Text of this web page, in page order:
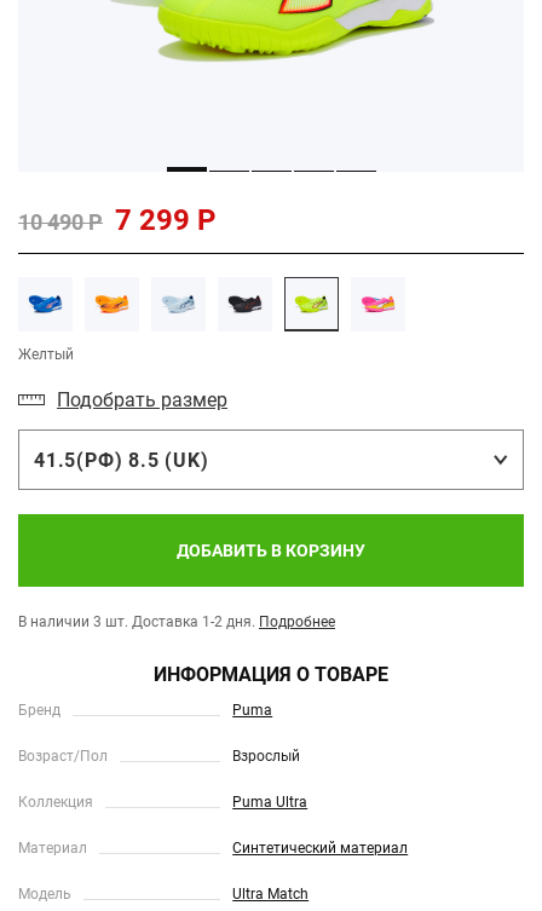
10 490 Р 7 299 Р
Желтый
Подобрать размер
41.5(РФ) 8.5 (UK)
ДОБАВИТЬ В КОРЗИНУ
В наличии 3 шт. Доставка 1-2 дня. Подробнее
ИНФОРМАЦИЯ О ТОВАРЕ
Бренд Puma
Возраст/Пол Взрослый
Коллекция Puma Ultra
Материал Синтетический материал
Модель Ultra Match